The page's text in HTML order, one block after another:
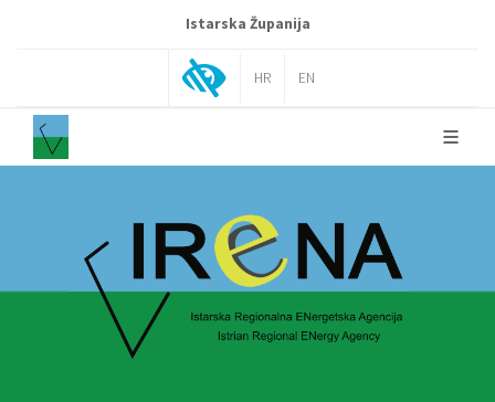
Istarska Županija
HR EN